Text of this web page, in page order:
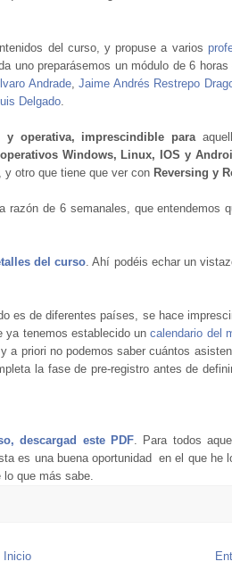
del curso, y propuse a varios
uno preparásemos un módulo de 6 horas
Andrade,Jaime Andrés Restrepo
Delgado.
y operativa, imprescindible para
Windows, Linux, IOS y
, y otro que tiene que ver con Reversing y
razón de 6 semanales, que entendemos
del curso. Ahí podéis echar un
es de diferentes países, se hace
ya tenemos establecido uncalendario del
a priori no podemos saber cuántos
la fase de pre-registro antes de
descargad este PDF. Para todos
es una buena oportunidad en el que he
lo que más sabe.
Inicio